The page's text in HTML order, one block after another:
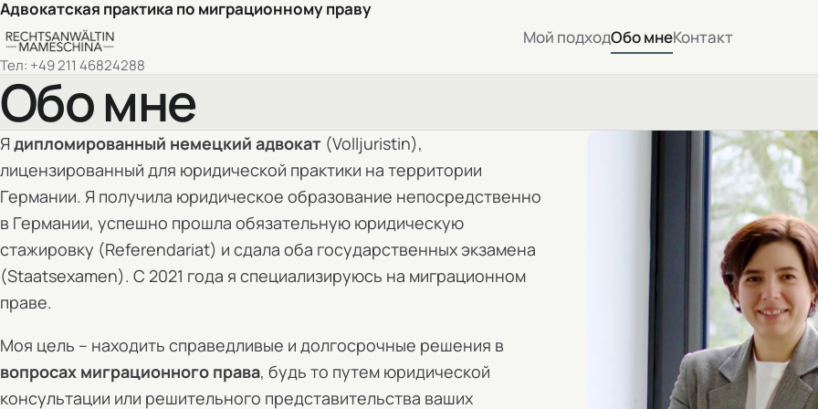
Адвокатская практика по миграционному праву
Тел: +49 211 46824288
Мой подходОбо мнеКонтакт
Обо мне
Я дипломированный немецкий адвокат (Volljuristin),
лицензированный для юридической практики на территории
Германии. Я получила юридическое образование непосредственно
в Германии, успешно прошла обязательную юридическую
стажировку (Referendariat) и сдала оба государственных экзамена
(Staatsexamen). С 2021 года я специализируюсь на миграционном
праве.
Моя цель – находить справедливые и долгосрочные решения в
вопросах миграционного права, будь то путем юридической
консультации или решительного представительства ваших